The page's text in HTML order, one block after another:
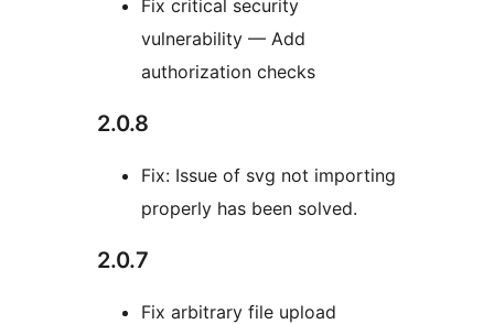
Fix critical security
vulnerability — Add
authorization checks
2.0.8
Fix: Issue of svg not importing
properly has been solved.
2.0.7
Fix arbitrary file upload